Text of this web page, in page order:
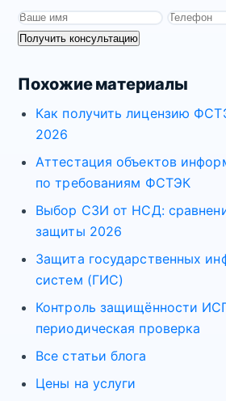
Получить консультацию
Похожие материалы
Как получить лицензию
2026
Аттестация объектов
по требованиям ФСТЭК
Выбор СЗИ от НСД:
защиты 2026
Защита государственных
систем (ГИС)
Контроль защищённости
периодическая проверка
Все статьи блога
Цены на услуги